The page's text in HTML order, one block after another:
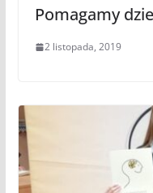
Pomagamy
2 listopada, 2019